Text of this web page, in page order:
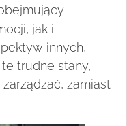
jak i
innych,
trudne stany,
zamiast